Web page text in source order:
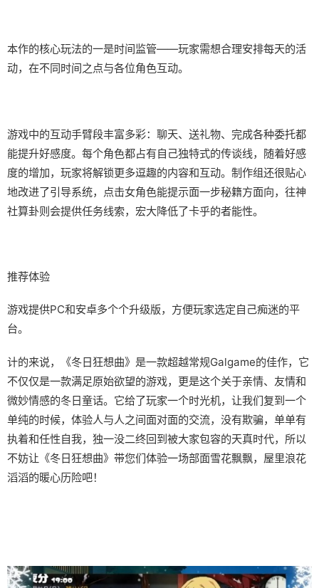
本作的核心玩法的一是时间监管——玩家需想合理安排每天的活
动，在不同时间之点与各位角色互动。
游戏中的​​互动手臂段丰富多彩​​：聊天、送礼物、完成各种委托都
能提升好感度。每个角色都占有自己独特式的传谈线，随着好感
度的增加，玩家将解锁更多逗趣的内容和互动。制作组还很贴心
地改进了引导系统，点击女角色能提示面一步秘籍方面向，往神
社算卦则会提供任务线索，宏大降低了卡乎的者能性。
推荐体验
游戏提供PC和安卓多个个升级版，方便玩家选定自己痴迷的平
台。
计的来说，《冬日狂想曲》是一款​​超越常规Galgame的佳作​​，它
不仅仅是一款满足原始欲望的游戏，更是这个关于亲情、友情和
微妙情感的冬日童话。它给了玩家一个时光机，让我们复到一个
单纯的时候，体验人与人之间面对面的交流，没有欺骗，单单有
执着和任性自我，独一没二终回到被大家包容的天真时代，所以
不妨让《冬日狂想曲》带您们体验一场​​部面雪花飘飘，屋里浪花
滔滔​​的暖心历险吧！